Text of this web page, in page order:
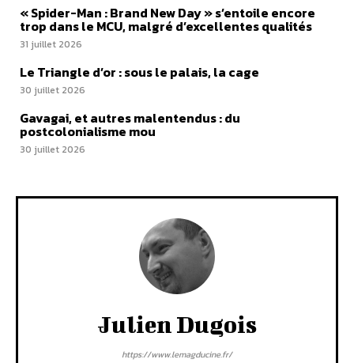
« Spider-Man : Brand New Day » s’entoile encore
trop dans le MCU, malgré d’excellentes qualités
31 juillet 2026
Le Triangle d’or : sous le palais, la cage
30 juillet 2026
Gavagai, et autres malentendus : du
postcolonialisme mou
30 juillet 2026
Julien Dugois
https://www.lemagducine.fr/